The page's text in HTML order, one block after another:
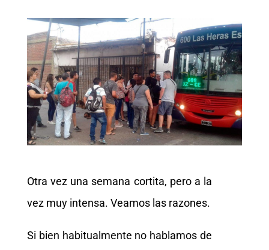
Otra vez una semana cortita, pero a la
vez muy intensa. Veamos las razones.
Si bien habitualmente no hablamos de